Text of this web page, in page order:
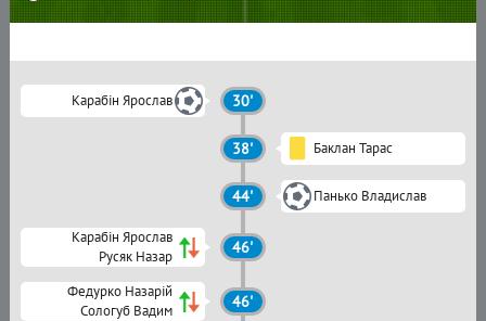
Карабін Ярослав 30'
38' Баклан Тарас
44' Панько Владислав
Карабін Ярослав
Русяк Назар
46'
Федурко Назарій
Сологуб Вадим
46'